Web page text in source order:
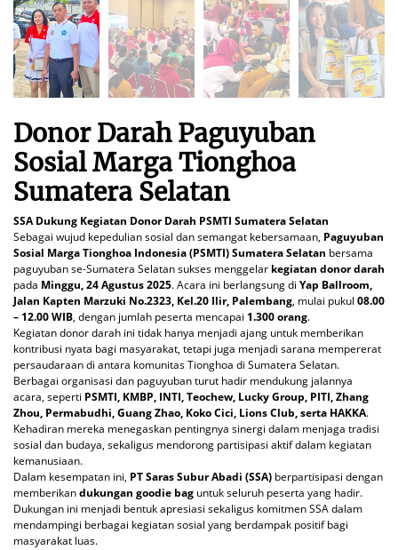
Donor Darah Paguyuban
Sosial Marga Tionghoa
Sumatera Selatan
SSA Dukung Kegiatan Donor Darah PSMTI Sumatera Selatan
Sebagai wujud kepedulian sosial dan semangat kebersamaan, Paguyuban
Sosial Marga Tionghoa Indonesia (PSMTI) Sumatera Selatan bersama
paguyuban se-Sumatera Selatan sukses menggelar kegiatan donor darah
pada Minggu, 24 Agustus 2025. Acara ini berlangsung di Yap Ballroom,
Jalan Kapten Marzuki No.2323, Kel.20 Ilir, Palembang, mulai pukul 08.00
– 12.00 WIB, dengan jumlah peserta mencapai 1.300 orang.
Kegiatan donor darah ini tidak hanya menjadi ajang untuk memberikan
kontribusi nyata bagi masyarakat, tetapi juga menjadi sarana mempererat
persaudaraan di antara komunitas Tionghoa di Sumatera Selatan.
Berbagai organisasi dan paguyuban turut hadir mendukung jalannya
acara, seperti PSMTI, KMBP, INTI, Teochew, Lucky Group, PITI, Zhang
Zhou, Permabudhi, Guang Zhao, Koko Cici, Lions Club, serta HAKKA.
Kehadiran mereka menegaskan pentingnya sinergi dalam menjaga tradisi
sosial dan budaya, sekaligus mendorong partisipasi aktif dalam kegiatan
kemanusiaan.
Dalam kesempatan ini, PT Saras Subur Abadi (SSA) berpartisipasi dengan
memberikandukungan goodie bag untuk seluruh peserta yang hadir.
Dukungan ini menjadi bentuk apresiasi sekaligus komitmen SSA dalam
mendampingi berbagai kegiatan sosial yang berdampak positif bagi
masyarakat luas.